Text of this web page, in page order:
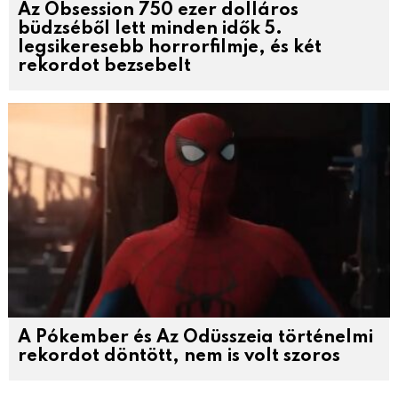
Az Obsession 750 ezer dolláros
büdzséből lett minden idők 5.
legsikeresebb horrorfilmje, és két
rekordot bezsebelt
A Pókember és Az Odüsszeia történelmi
rekordot döntött, nem is volt szoros